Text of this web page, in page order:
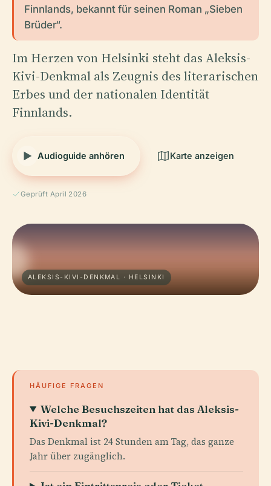
Finnlands, bekannt für seinen Roman „Sieben
Brüder“.
Im Herzen von Helsinki steht das Aleksis-
Kivi-Denkmal als Zeugnis des literarischen
Erbes und der nationalen Identität
Finnlands.
Audioguide anhören Karte anzeigen
Geprüft April 2026
ALEKSIS-KIVI-DENKMAL · HELSINKI
HÄUFIGE FRAGEN
Welche Besuchszeiten hat das Aleksis-
Kivi-Denkmal?
Das Denkmal ist 24 Stunden am Tag, das ganze
Jahr über zugänglich.